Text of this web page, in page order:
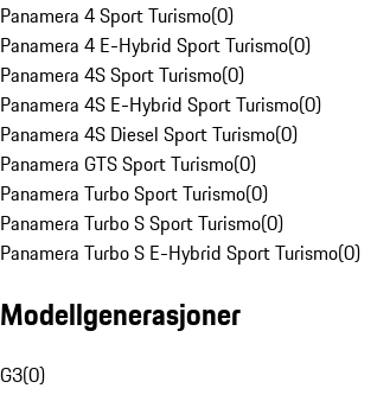
Panamera 4 Sport Turismo(0)
Panamera 4 E-Hybrid Sport Turismo(0)
Panamera 4S Sport Turismo(0)
Panamera 4S E-Hybrid Sport Turismo(0)
Panamera 4S Diesel Sport Turismo(0)
Panamera GTS Sport Turismo(0)
Panamera Turbo Sport Turismo(0)
Panamera Turbo S Sport Turismo(0)
Panamera Turbo S E-Hybrid Sport Turismo(0)
Modellgenerasjoner
G3(0)